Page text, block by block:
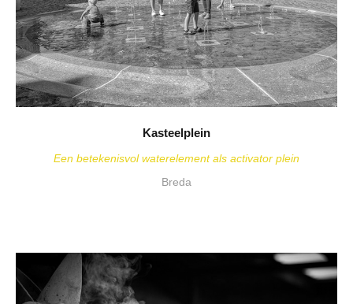
Kasteelplein
Een betekenisvol waterelement als activator plein
Breda